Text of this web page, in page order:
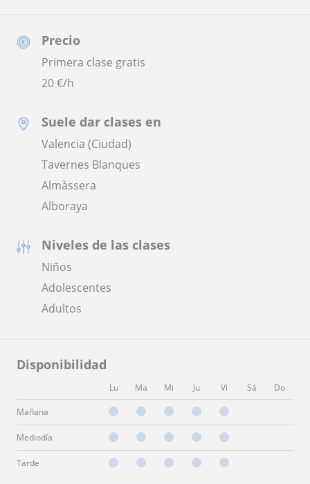
Precio
Primera clase gratis
20€/h
Suele dar clases en
Valencia (Ciudad)
Tavernes Blanques
Almàssera
Alboraya
Niveles de las clases
Niños
Adolescentes
Adultos
Disponibilidad
Lu Ma Mi Ju Vi Sá Do
Mañana
Mediodía
Tarde